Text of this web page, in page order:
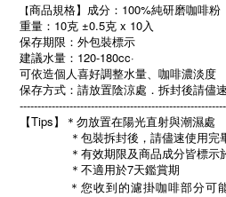
【商品規格】成分：100%純研磨咖啡粉
重量：10克 ±0.5克 x 10入
保存期限： 外包裝標示
建議水量：120-180cc·
可依造個人喜好調整水量、咖啡濃淡度
保存方式：請放置陰涼處．拆封後請儘
【Tips】＊勿放置在陽光直射與潮濕處
＊包裝拆封後，請儘速使
＊有效期限及商品成分皆
              ＊不適用於7天鑑賞期
＊ 您收到的濾掛咖啡部分可